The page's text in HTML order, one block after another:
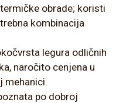
obrade; koristi
kombinacija
legura odličnih
naročito cenjena u
mehanici.
po dobroj